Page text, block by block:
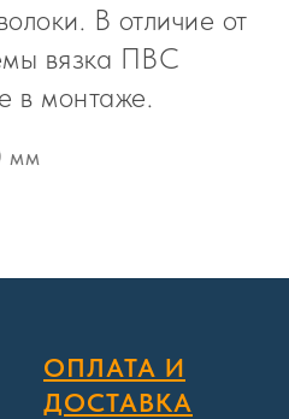
В отличие от
вязка ПВС
в монтаже.
мм
ОПЛАТА И
ДОСТАВКА